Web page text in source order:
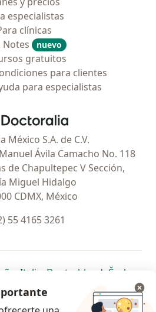
especialistas
clínicas
Notes
nuevo
gratuitos
para clientes
para especialistas
Doctoralia - Página de inicio
México S.A. de C.V.
Ávila Camacho No. 118
de Chapultepec V Sección,
Miguel Hidalgo
CDMX, México
55 4165 3261
nueva pestaña
en una nueva pestaña
se abre en una nueva pestaña
Italia se abre en una nueva
Deutschlandse abre en
Česko
una nueva pestaña
se abre en una nueva pestaña
Chile se abre en una nueva pestaña
Brasil se abre en una nueva
se abre en
se
se abre en una nueva